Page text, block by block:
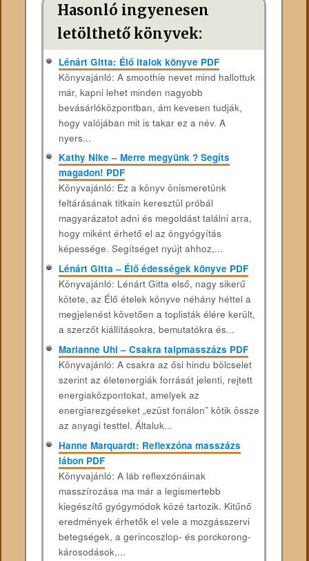
Hasonló ingyenesen
letölthető könyvek:
Lénárt Gitta: Élő italok könyve PDF
Könyvajánló: A smoothie nevet mind hallottuk
már, kapni lehet minden nagyobb
bevásárlóközpontban, ám kevesen tudják,
hogy valójában mit is takar ez a név. A
nyers...
Kathy Nike – Merre megyünk ? Segíts
magadon! PDF
Könyvajánló: Ez a könyv önismeretünk
feltárásának titkain keresztül próbál
magyarázatot adni és megoldást találni arra,
hogy miként érhető el az öngyógyítás
képessége. Segítséget nyújt ahhoz,...
Lénárt Gitta – Élő édességek könyve PDF
Könyvajánló: Lénárt Gitta első, nagy sikerű
kötete, az Élő ételek könyve néhány héttel a
megjelenést követően a toplisták élére került,
a szerzőt kiállításokra, bemutatókra és...
Marianne Uhl – Csakra talpmasszázs PDF
Könyvajánló: A ​csakra az ősi hindu bölcselet
szerint az életenergiák forrását jelenti, rejtett
energiaközpontokat, amelyek az
energiarezgéseket „ezüst fonálon” kötik össze
az anyagi testtel. Általuk...
Hanne Marquardt: Reflexzóna masszázs
lábon PDF
Könyvajánló: A láb reflexzónáinak
masszírozása ma már a legismertebb
kiegészítő gyógymódok közé tartozik. Kitűnő
eredmények érhetők el vele a mozgásszervi
betegségek, a gerincoszlop- és porckorong-
károsodások,...